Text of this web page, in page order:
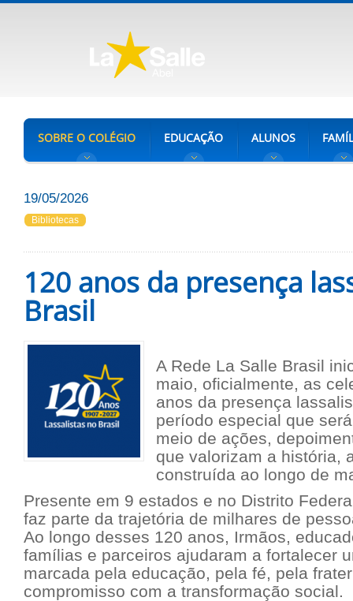
SOBRE O COLÉGIO EDUCAÇÃO ALUNOS
19/05/2026
Bibliotecas
120 anos da presença
Brasil
A Rede La Salle Brasil
maio, oficialmente, as
anos da presença
período especial que
meio de ações,
que valorizam a história,
construída ao longo de
Presente em 9 estados e no Distrito
faz parte da trajetória de milhares de
Ao longo desses 120 anos, Irmãos,
famílias e parceiros ajudaram a fortalecer
marcada pela educação, pela fé, pela
compromisso com a transformação social.